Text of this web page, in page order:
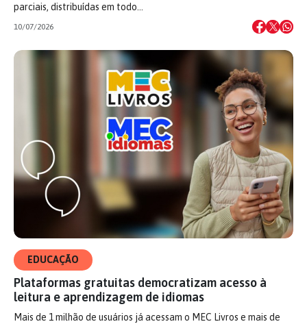
parciais, distribuídas em todo…
10/07/2026
EDUCAÇÃO
Plataformas gratuitas democratizam acesso à
leitura e aprendizagem de idiomas
Mais de 1 milhão de usuários já acessam o MEC Livros e mais de